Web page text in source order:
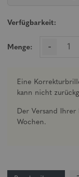
Verfügbarkeit:
Menge: -
Eine
kann nicht
Der Versand Ihrer
Wochen.